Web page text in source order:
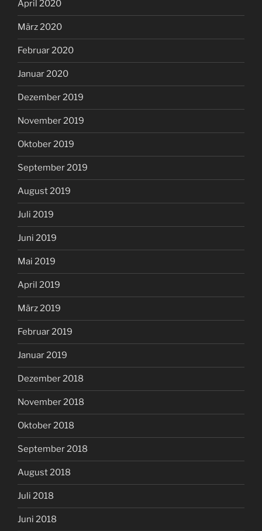
April 2020
März 2020
Februar 2020
Januar 2020
Dezember 2019
November 2019
Oktober 2019
September 2019
August 2019
Juli 2019
Juni 2019
Mai 2019
April 2019
März 2019
Februar 2019
Januar 2019
Dezember 2018
November 2018
Oktober 2018
September 2018
August 2018
Juli 2018
Juni 2018